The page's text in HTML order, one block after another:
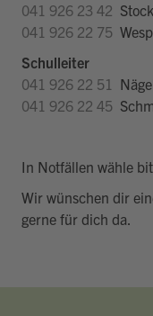
041 926 23 42
041 926 22 75
Schulleiter
041 926 22 51
041 926 22 45
In Notfällen wähle
Wir wünschen dir
gerne für dich da.